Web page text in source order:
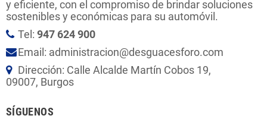
y eficiente, con el compromiso de brindar soluciones
sostenibles y económicas para su automóvil.
Tel: 947 624 900
Email: administracion@desguacesforo.com
Dirección: Calle Alcalde Martín Cobos 19,
09007, Burgos
SÍGUENOS